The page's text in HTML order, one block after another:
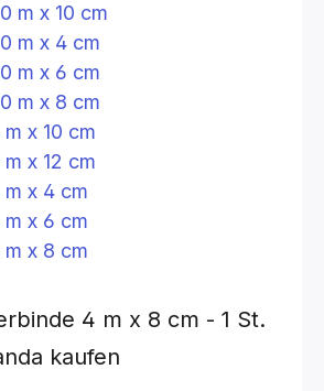
m x 10 cm
m x 4 cm
m x 6 cm
m x 8 cm
x 10 cm
x 12 cm
x 4 cm
x 6 cm
x 8 cm
4 m x 8 cm - 1 St.
kaufen